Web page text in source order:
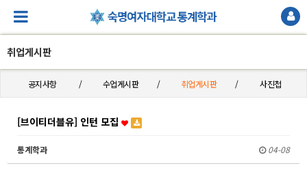
취업게시판
공지사항 수업게시판 취업게시판 사진첩
[브이티더블유] 인턴 모집
통계학과 04-08